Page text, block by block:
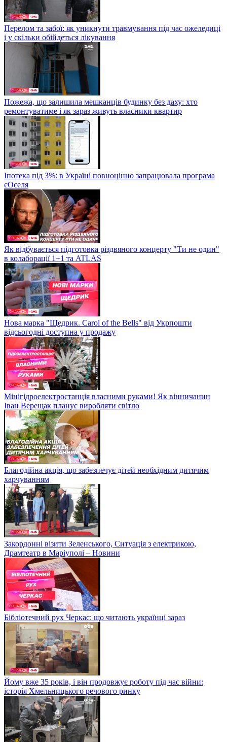
Перелом та забої: як уникнути травмування під час ожеледиці
і у скільки обійдеться лікування
Пожежа, що залишила мешканців будинку без даху: хто
ремонтуватиме і як зараз живуть власники квартир
Іпотека під 3%: в Україні повноцінно запрацювала програма
єОселя
Як відбувається підготовка різдвяного концерту "Ти не один"
в колаборації 1+1 та ATLAS
Нова марка "Щедрик. Carol of the Bells" від Укрпошти
відсьогодні доступна у продажу
Мінігідроелектростанція власними руками! Як вінничанин
Іван Верещак планує виробляти світло
Благодійна акція, що забезпечує дітей необхідним дитячим
харчуванням
Закордонні візити Зеленського, Ситуація з електрикою,
Драмтеатр в Маріуполі – Новини
Бібліотечний рух Черкас: що читають українці зараз
Йому вже 35 років, і він продовжує роботу під час війни:
історія Хмельницького речового ринку